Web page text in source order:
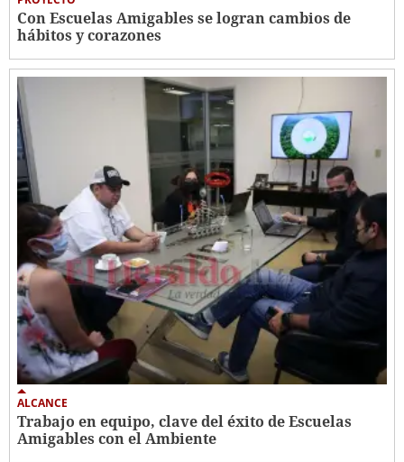
Con Escuelas Amigables se logran cambios de
hábitos y corazones
ALCANCE
Trabajo en equipo, clave del éxito de Escuelas
Amigables con el Ambiente